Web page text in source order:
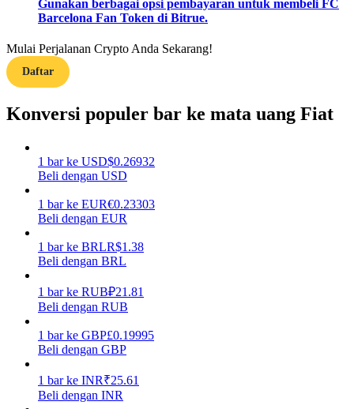
Dapatkan imbalan kompetitif setiap hari
Mempertaruhkan
Gunakan berbagai opsi pembayaran untuk membeli FC
Barcelona Fan Token di Bitrue.
Mulai Perjalanan Crypto Anda Sekarang!
Daftar
Konversi populer bar ke mata uang Fiat
1 bar ke USD$0.26932
Beli dengan USD
1 bar ke EUR€0.23303
Beli dengan EUR
1 bar ke BRLR$1.38
Beli dengan BRL
1 bar ke RUB₽21.81
Beli dengan RUB
1 bar ke GBP£0.19995
Beli dengan GBP
1 bar ke INR₹25.61
Beli dengan INR